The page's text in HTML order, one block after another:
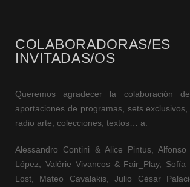
COLABORADORAS/ES
INVITADAS/OS
Queremos agradecer la colaboración
aportaciones de programas, sets
radio arte, colecciones, textos… a:
Alessandro Contini & Alice Pintus, Alfonso
López, Valérie Vivancos & Fair_Play, Sofía
Lost, Mateo Cavalakis, Julio César